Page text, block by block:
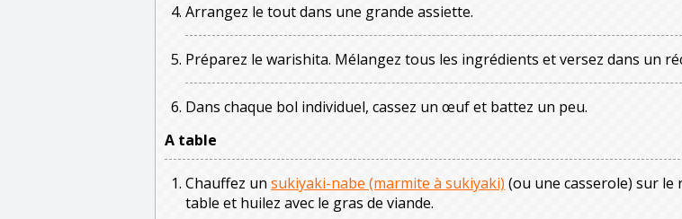
Arrangez le tout dans une grande assiette.
Préparez le warishita. Mélangez tous les ingrédients et versez dans un
Dans chaque bol individuel, cassez un œuf et battez un peu.
A table
Chauffez unsukiyaki-nabe (marmite à sukiyaki) (ou une casserole) sur le
table et huilez avec le gras de viande.